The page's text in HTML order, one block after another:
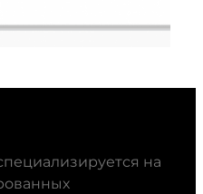
на